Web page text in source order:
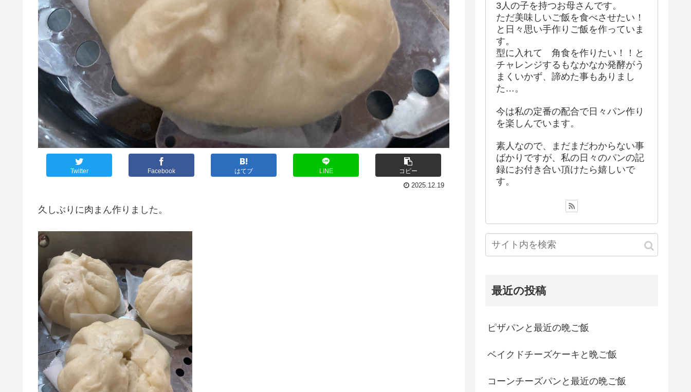
Twitter Facebook はてブ LINE コピー
2025.12.19
久しぶりに肉まん作りました。
3人の子を持つお母さんです。
ただ美味しいご飯を食べさせたい！
と日々思い手作りご飯を作っていま
す。
型に入れて 角食を作りたい！！と
チャレンジするもなかなか発酵がう
まくいかず、諦めた事もありまし
た…。
今は私の定番の配合で日々パン作り
を楽しんでいます。
素人なので、まだまだわからない事
ばかりですが、私の日々のパンの記
録にお付き合い頂けたら嬉しいで
す。
最近の投稿
ピザパンと最近の晩ご飯
ベイクドチーズケーキと晩ご飯
コーンチーズパンと最近の晩ご飯